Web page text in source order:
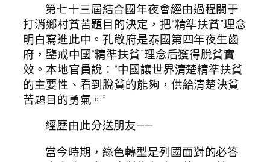
第七十三屆結合國年夜會經由過程關于
打消鄉村貧苦題目的決定，把“精準扶貧”理念
明白寫進此中。孔敬府是泰國第四年夜生齒
府，鑒戒中國“精準扶貧”理念后獲得脫貧實
效。本地官員說：“中國讓世界清楚精準扶貧
的主要性、看到脫貧的能夠，供給清楚決貧
苦題目的勇氣。”
經歷由此分送朋友——
當今時期，綠色轉型是列國面對的必答